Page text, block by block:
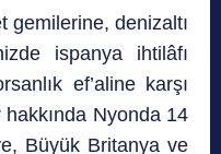
gemilerine, denizaltı
ispanya ihtilâfı
ef’aline karşı
Nyonda 14
Büyük Britanya ve